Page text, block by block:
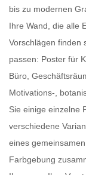
bis zu modernen
Ihre Wand, die alle
Vorschlägen finden
passen: Poster für
Büro,
Motivations-,
Sie einige einzelne
verschiedene
eines
Farbgebung